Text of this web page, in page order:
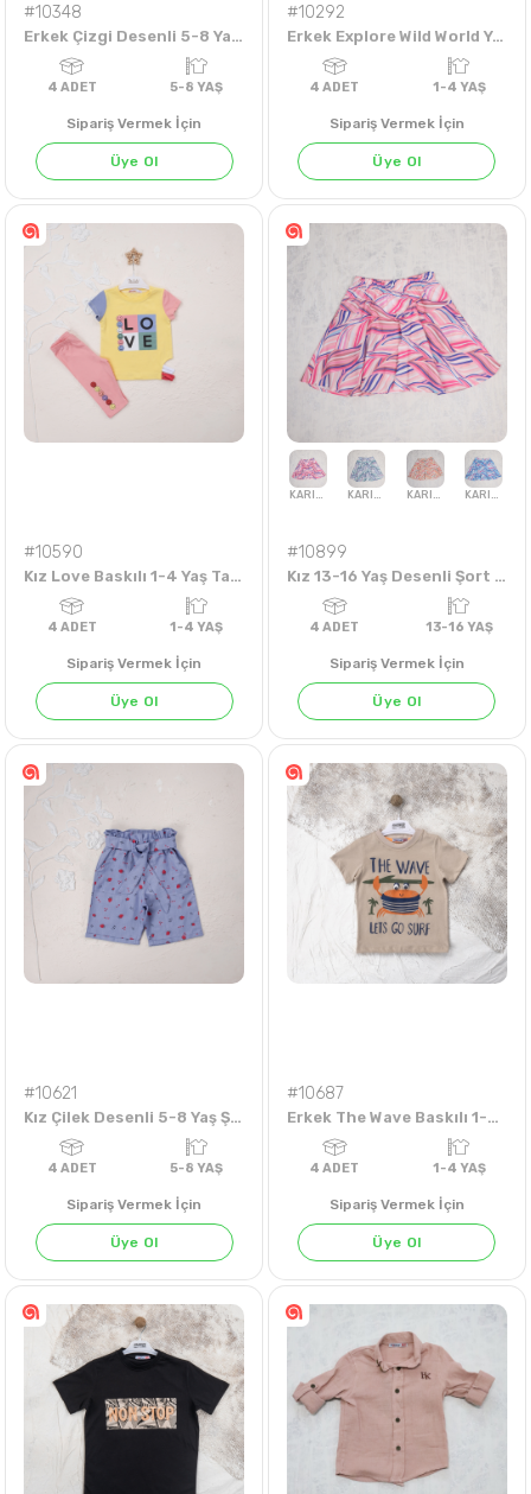
#10348
Erkek Çizgi Desenli 5-8 Yaş Paçalı Şort
4ADET
Sipariş Vermek İçin
Üye Ol
#10292
Erkek Explore Wild World Yazı Baskılı 1-4 Yaş Tişört
4ADET
Sipariş Vermek İçin
Üye Ol
#10590
Kız Love Baskılı 1-4 Yaş Taytlı Takım
ADET 1-4 YAŞ
Sipariş Vermek İçin
Üye Ol
KARIŞIK KARIŞIK KARIŞIK
#10899
Kız 13-16 Yaş Desenli Şort Etek
4 ADET 13-16
Sipariş Vermek İçin
Üye Ol
#10621
Kız Çilek Desenli 5-8 Yaş Şort
Sipariş Vermek İçin
Üye Ol
#10687
Erkek The Wave Baskılı 1-4 Yaş Tişört
Sipariş Vermek İçin
Üye Ol